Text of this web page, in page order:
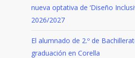
nueva optativa de ‘Diseño
2026/2027
El alumnado de 2.º de
graduación en Corella